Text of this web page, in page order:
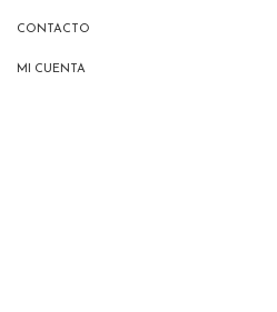
CONTACTO
MI CUENTA